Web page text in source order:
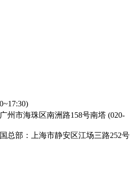
州市海珠区南洲路158号南塔 (020-
总部：上海市静安区江场三路252号